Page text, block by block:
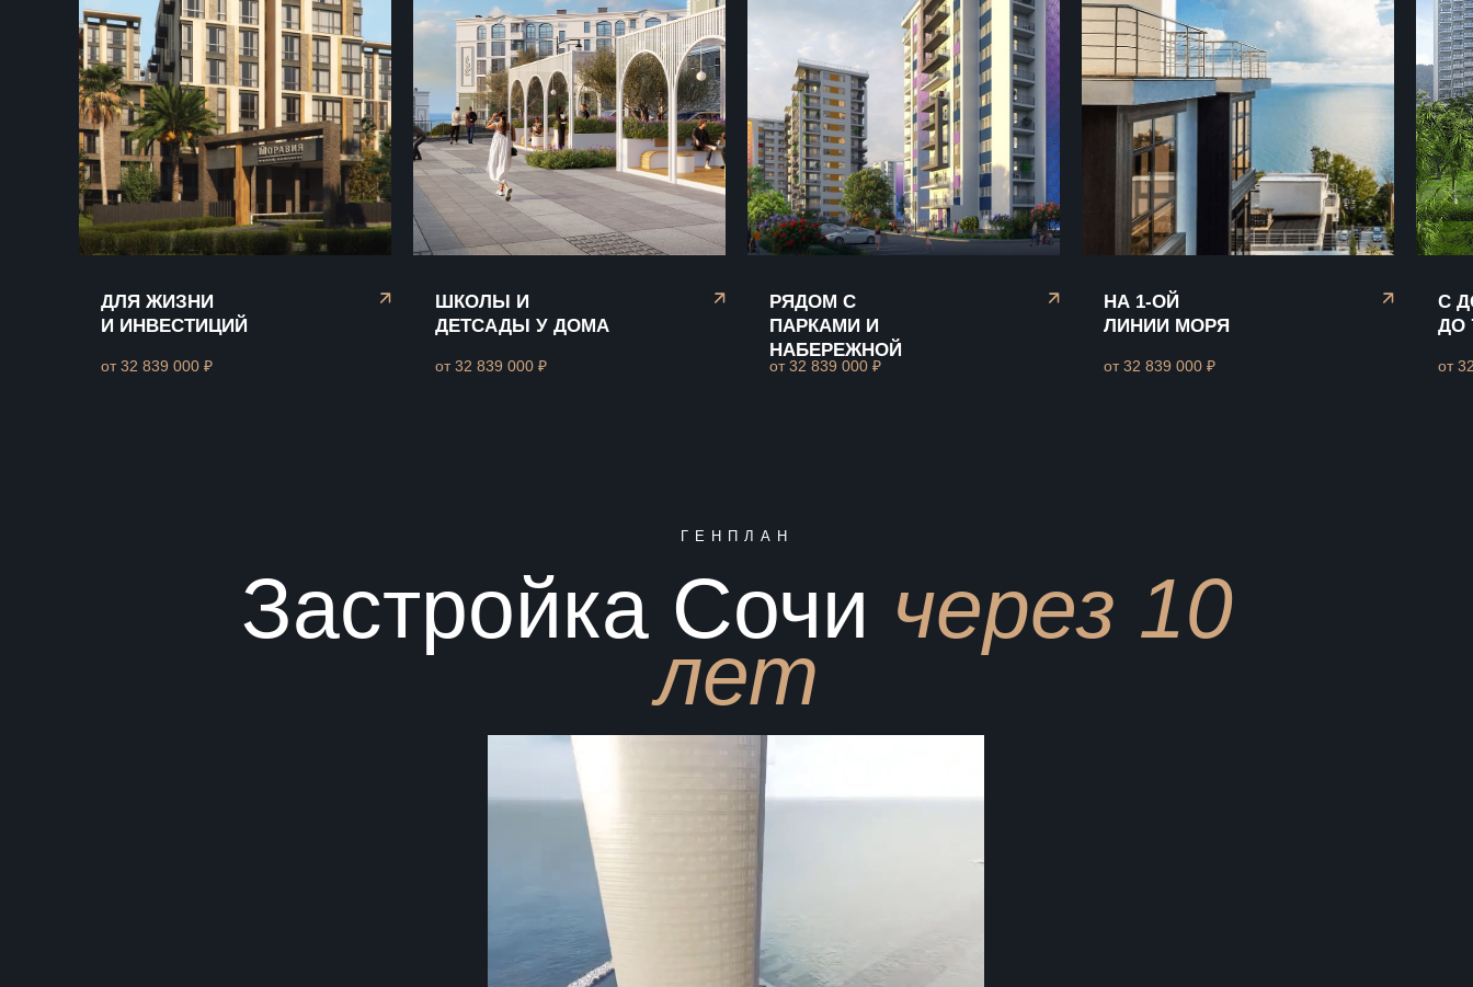
ДЛЯ ЖИЗНИ
И ИНВЕСТИЦИЙ
от 32 839 000 ₽
ШКОЛЫ И
ДЕТСАДЫ У ДОМА
от 32 839 000 ₽
РЯДОМ С
ПАРКАМИ И
НАБЕРЕЖНОЙ
от 32 839 000 ₽
НА 1-ОЙ
ЛИНИИ МОРЯ
от 32 839 000 ₽
С
ДО
от
ГЕНПЛАН
Застройка Сочи через 10
лет